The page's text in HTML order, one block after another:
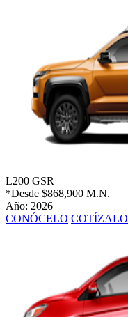
L200 GSR
*Desde $868,900 M.N.
Año: 2026
CONÓCELO COTÍZALO